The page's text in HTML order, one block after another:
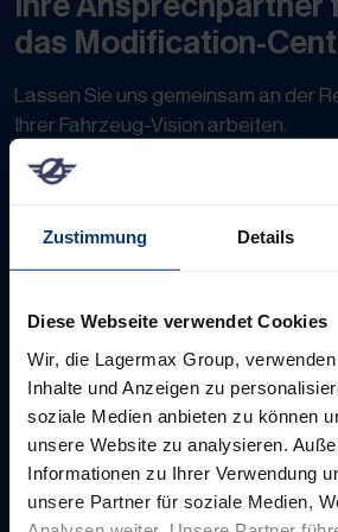
Zustimmung Details
Diese Webseite verwendet Cookies
Wir, die Lagermax Group,
Inhalte und Anzeigen zu
soziale Medien anbieten zu können
unsere Website zu analysieren.
Informationen zu Ihrer Verwendung
unsere Partner für soziale Medien,
das Modification-
Lassen Sie uns gemeinsam an der
Ihrer Fahrzeug-Vision arbeiten.
Gerhard Loibichler
Lagermax Straße 1 | 5204 Straßwalchen
T. +43 6215 84853228 | M. +43 664
E-Mail senden
Lagermax Autotransport GmbH
Heinz Müller
Lagermax Straße 1 | 5204 Straßwalchen